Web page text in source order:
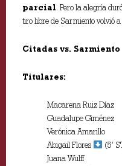
parcial. Pero la alegría
tiro libre de Sarmiento volvió
Citadas vs. Sarmiento
Titulares:
Macarena Ruiz Díaz
Guadalupe Giménez
Verónica Amarillo
Abigail Flores
(5’
Juana Wulff